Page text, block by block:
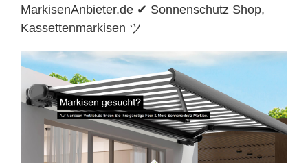
MarkisenAnbieter.de ✔ Sonnenschutz Shop,
Kassettenmarkisen ツ